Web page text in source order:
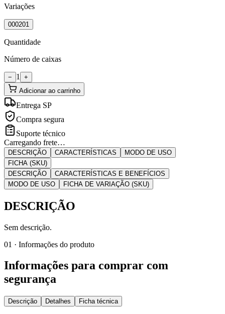
Variações
000201
Quantidade
Número de caixas
− 1
+
Adicionar ao carrinho
Entrega SP
Compra segura
Suporte técnico
Carregando frete…
DESCRIÇÃO CARACTERÍSTICAS
MODO DE USO
FICHA (SKU)
DESCRIÇÃO
CARACTERÍSTICAS E BENEFÍCIOS
MODO DE USO
FICHA DE VARIAÇÃO (SKU)
DESCRIÇÃO
Sem descrição.
01 · Informações do produto
Informações para comprar com
segurança
Descrição Detalhes Ficha técnica